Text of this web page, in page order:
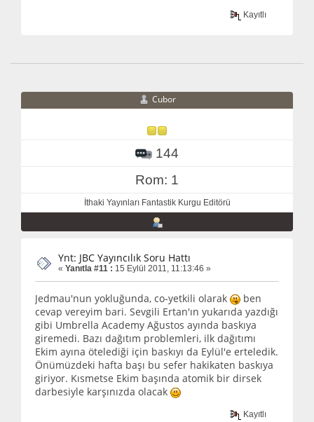
Kayıtlı
Cubor
144
Rom: 1
İthaki Yayınları Fantastik Kurgu Editörü
Ynt: JBC Yayıncılık Soru Hattı
« Yanıtla #11 : 15 Eylül 2011, 11:13:46 »
Jedmau'nun yokluğunda, co-yetkili olarak
ben
cevap vereyim bari. Sevgili Ertan'ın yukarıda yazdığı
gibi Umbrella Academy Ağustos ayında baskıya
giremedi. Bazı dağıtım problemleri, ilk dağıtımı
Ekim ayına ötelediği için baskıyı da Eylül'e erteledik.
Önümüzdeki hafta başı bu sefer hakikaten baskıya
giriyor. Kısmetse Ekim başında atomik bir dirsek
darbesiyle karşınızda olacak
Kayıtlı